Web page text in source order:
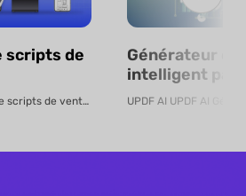
scripts de
UPDF AI Générateur de scripts de vente UPDF AI transforme des PDF de pro...
Générateur
intelligent par
en ligne